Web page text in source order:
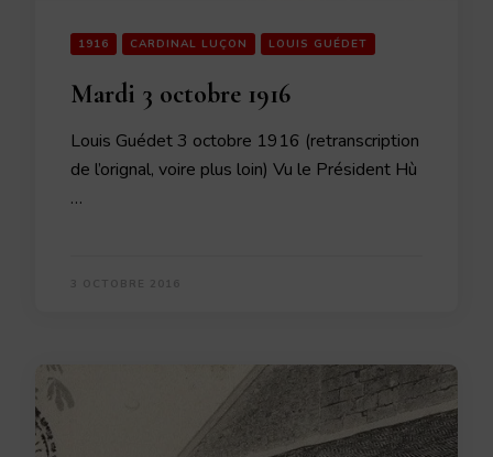
1916 CARDINAL LUÇON LOUIS GUÉDET
Mardi 3 octobre 1916
Louis Guédet 3 octobre 1916 (retranscription
de l’orignal, voire plus loin) Vu le Président Hù
…